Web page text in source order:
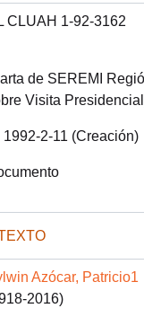
CLUAH 1-92-3162
de SEREMI
Visita
1992-2-11 (Creación)
Azócar, Patricio1
2016)